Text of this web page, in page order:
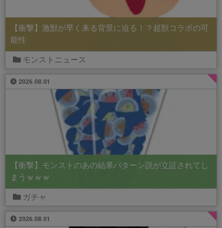
【衝撃】激獣が早く来る背景に迫る！？超獣コラボの可
能性
モンストニュース
2026.08.01
【衝撃】モンストのあの結果パターン説が立証されてし
まうｗｗｗ
ガチャ
2026.08.01